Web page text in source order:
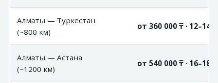
Алматы — Туркестан
(~800 км)
от 360 000 ₸ · 12–14
Алматы — Астана
(~1200 км)
от 540 000 ₸ · 16–18